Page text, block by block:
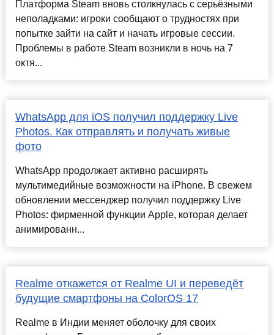
Платформа Steam вновь столкнулась с серьёзными
неполадками: игроки сообщают о трудностях при
попытке зайти на сайт и начать игровые сессии.
Проблемы в работе Steam возникли в ночь на 7
октя...
WhatsApp для iOS получил поддержку Live
Photos. Как отправлять и получать живые
фото
WhatsApp продолжает активно расширять
мультимедийные возможности на iPhone. В свежем
обновлении мессенджер получил поддержку Live
Photos: фирменной функции Apple, которая делает
анимированн...
Realme откажется от Realme UI и переведёт
будущие смартфоны на ColorOS 17
Realme в Индии меняет оболочку для своих